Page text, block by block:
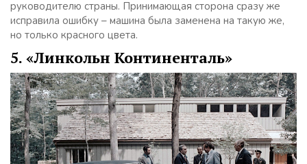
руководителю страны. Принимающая сторона сразу же
исправила ошибку – машина была заменена на такую же,
но только красного цвета.
5. «Линкольн Континенталь»